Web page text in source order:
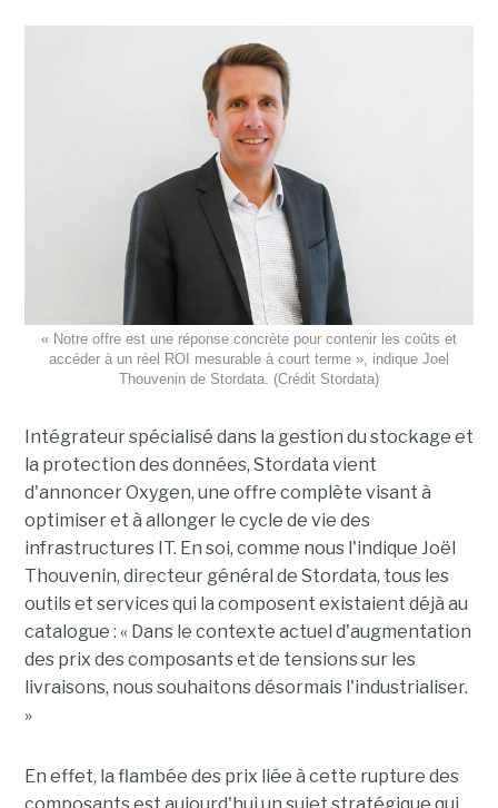
« Notre offre est une réponse concrète pour contenir les coûts et
accéder à un réel ROI mesurable à court terme », indique Joel
Thouvenin de Stordata. (Crédit Stordata)
Intégrateur spécialisé dans la gestion du stockage et
la protection des données, Stordata vient
d'annoncer Oxygen, une offre complète visant à
optimiser et à allonger le cycle de vie des
infrastructures IT. En soi, comme nous l'indique Joël
Thouvenin, directeur général de Stordata, tous les
outils et services qui la composent existaient déjà au
catalogue : « Dans le contexte actuel d'augmentation
des prix des composants et de tensions sur les
livraisons, nous souhaitons désormais l'industrialiser.
»
En effet, la flambée des prix liée à cette rupture des